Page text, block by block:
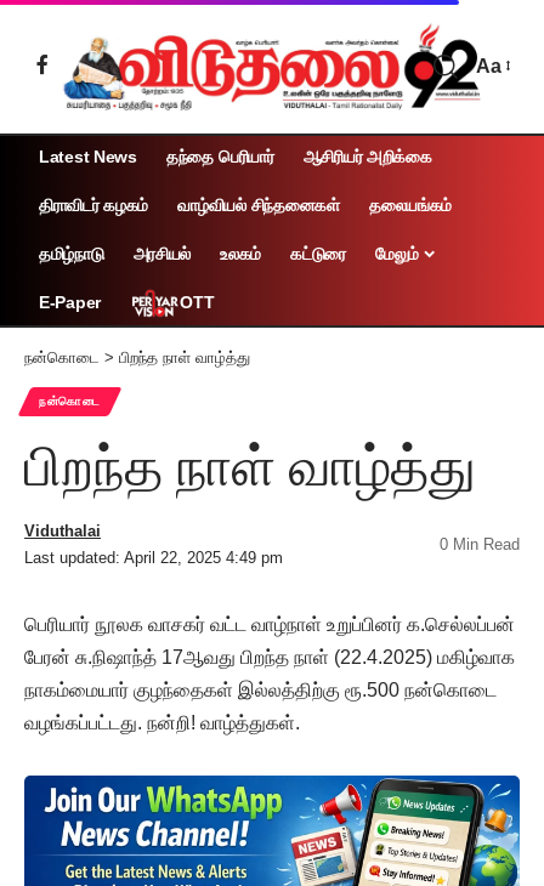
Aa
Latest News தந்தை பெரியார் ஆசிரியர் அறிக்கை
திராவிடர் கழகம் வாழ்வியல் சிந்தனைகள் தலையங்கம்
தமிழ்நாடு அரசியல் உலகம் கட்டுரை மேலும்
E-Paper OTT
நன்கொடை > பிறந்த நாள் வாழ்த்து
நன்கொடை
பிறந்த நாள் வாழ்த்து
Last updated: April 22, 2025 4:49 pm
Viduthalai
0 Min Read
பெரியார் நூலக வாசகர் வட்ட வாழ்நாள் உறுப்பினர் க.செல்லப்பன்
பேரன் சு.நிஷாந்த் 17ஆவது பிறந்த நாள் (22.4.2025) மகிழ்வாக
நாகம்மையார் குழந்தைகள் இல்லத்திற்கு ரூ.500 நன்கொடை
வழங்கப்பட்டது. நன்றி! வாழ்த்துகள்.